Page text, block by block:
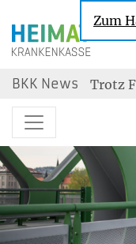
Zum
BKK News
Trotz
drei